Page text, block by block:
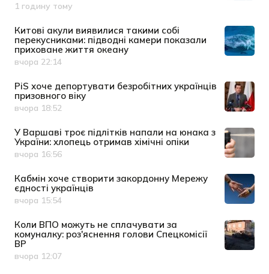
Дата публікації
1 годину тому
Китові акули виявилися такими собі
перекусниками: підводні камери показали
приховане життя океану
Дата публікації
вчора 22:14
PiS хоче депортувати безробітних українців
призовного віку
Дата публікації
вчора 18:52
У Варшаві троє підлітків напали на юнака з
України: хлопець отримав хімічні опіки
Дата публікації
вчора 16:56
Кабмін хоче створити закордонну Мережу
єдності українців
Дата публікації
вчора 15:54
Коли ВПО можуть не сплачувати за
комуналку: роз'яснення голови Спецкомісії
ВР
Дата публікації
вчора 12:07